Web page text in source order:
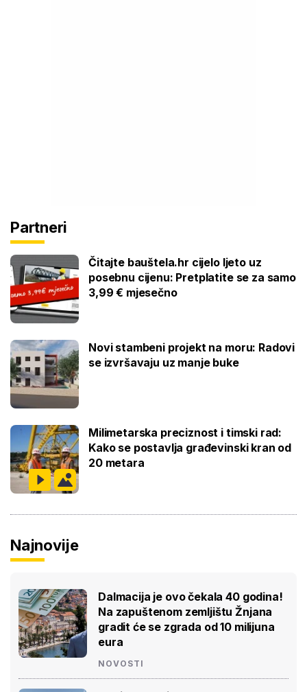
Partneri
Čitajte bauštela.hr cijelo ljeto uz
posebnu cijenu: Pretplatite se za samo
3,99 € mjesečno
Novi stambeni projekt na moru: Radovi
se izvršavaju uz manje buke
Milimetarska preciznost i timski rad:
Kako se postavlja građevinski kran od
20 metara
Najnovije
Dalmacija je ovo čekala 40 godina!
Na zapuštenom zemljištu Žnjana
gradit će se zgrada od 10 milijuna
eura
NOVOSTI